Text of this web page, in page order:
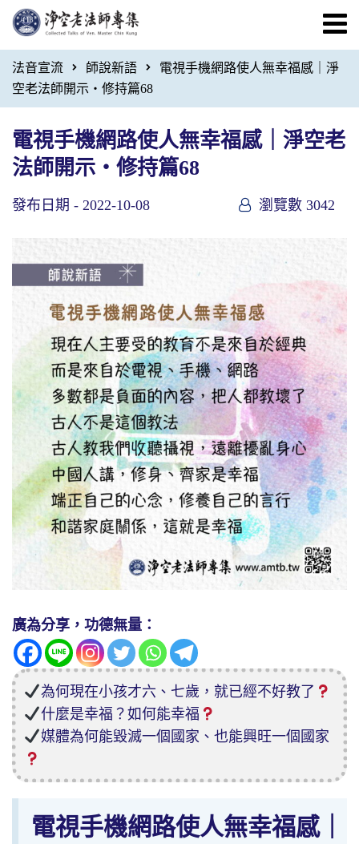
法音宣流 師說新語
電視手機網路使人無幸福感｜淨
空老法師開示・修持篇68
電視手機網路使人無幸福感｜淨空老
法師開示・修持篇68
發布日期 - 2022-10-08 瀏覽數 3042
廣為分享，功德無量：
為何現在小孩才六、七歲，就已經不好教了
什麼是幸福？如何能幸福
媒體為何能毀滅一個國家、也能興旺一個國家
電視手機網路使人無幸福感｜